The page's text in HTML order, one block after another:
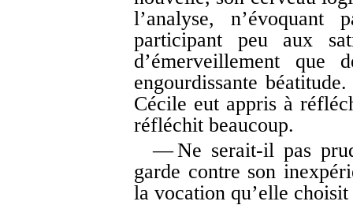
l’analyse, n’évoquant
participant peu aux
d’émerveillement que
engourdissante
Cécile eut appris à
réfléchit beaucoup.
— Ne serait-il pas
garde contre son
la vocation qu’elle choisit